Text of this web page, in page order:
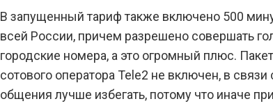
В запущенный тариф также включено 500
всей России, причем разрешено совершать
городские номера, а это огромный плюс.
сотового оператора Tele2 не включен, в
общения лучше избегать, потому что иначе